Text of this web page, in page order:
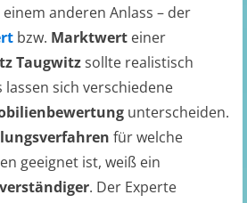
einem anderen Anlass – der
bzw. Marktwert einer
Taugwitzsollte realistisch
lassen sich verschiedene
unterscheiden.
für welche
geeignet ist, weiß ein
. Der Experte